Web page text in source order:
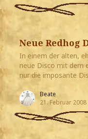
Neue Redhog
In einem der alten,
neue Disco mit dem
nur die imposante
Beate
21. Februar